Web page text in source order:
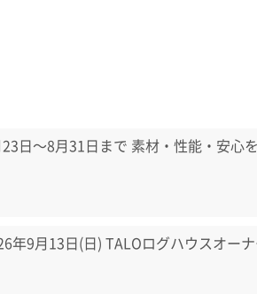
日〜8月31日まで 素材・性能・安心
年9月13日(日) TALOログハウスオー